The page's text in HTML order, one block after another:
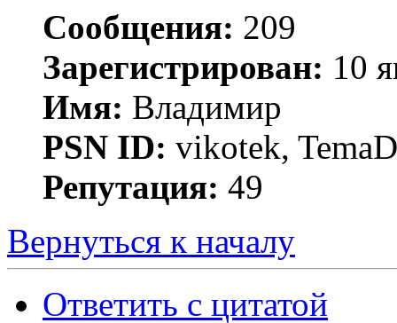
Сообщения: 209
Зарегистрирован: 10
Имя: Владимир
PSN ID: vikotek,
Репутация: 49
Вернуться к началу
Ответить с цитатой